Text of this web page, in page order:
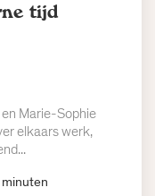
tijd
Marie-Sophie
elkaars werk,